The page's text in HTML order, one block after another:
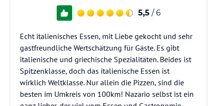
5,5 / 6
Echt italienisches Essen, mit Liebe gekocht und sehr
gastfreundliche Wertschätzung für Gäste. Es gibt
italienische und griechische Spezialitäten. Beides ist
Spitzenklasse, doch das italienische Essen ist
wirklich Weltklasse. Nur allein die Pizzen, sind die
besten im Umkreis von 100km! Nazario selbst ist ein